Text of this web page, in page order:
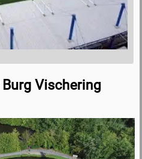
Vischering